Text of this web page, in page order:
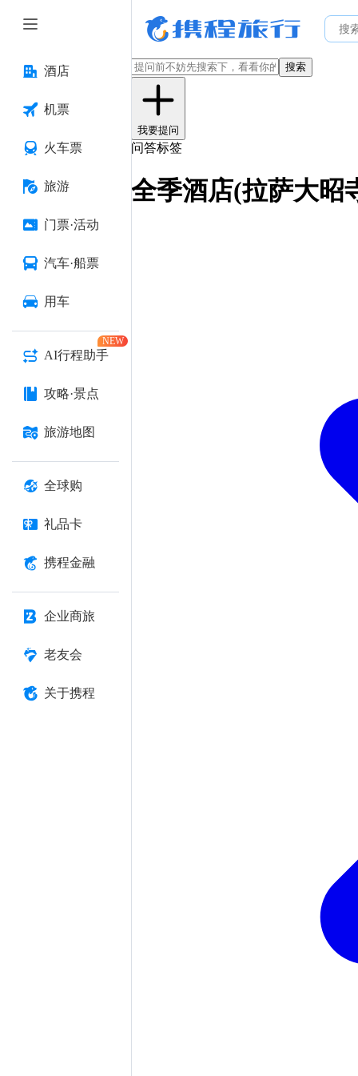
酒店
机票
火车票
旅游
门票·活动
汽车·船票
用车
AI行程助手
NEW
攻略·景点
旅游地图
全球购
礼品卡
携程金融
企业商旅
老友会
关于携程
搜索
我要提问
问答标签
全季酒店(拉萨大昭